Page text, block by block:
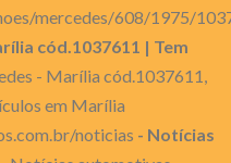
mercedes/608/1975/
cód.1037611 | Tem
- Marília cód.1037611,
em Marília
noticias - Notícias